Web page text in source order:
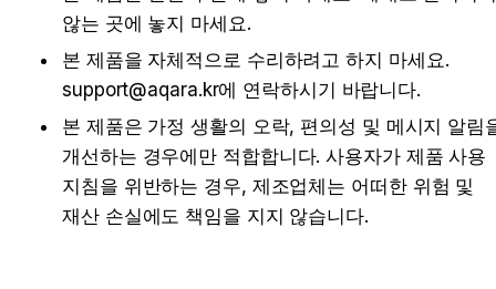
않는 곳에 놓지 마세요.
본 제품을 자체적으로 수리하려고 하지 마세요.
support@aqara.kr에 연락하시기 바랍니다.
본 제품은 가정 생활의 오락, 편의성 및 메시지 알림
개선하는 경우에만 적합합니다. 사용자가 제품 사용
지침을 위반하는 경우, 제조업체는 어떠한 위험 및
재산 손실에도 책임을 지지 않습니다.